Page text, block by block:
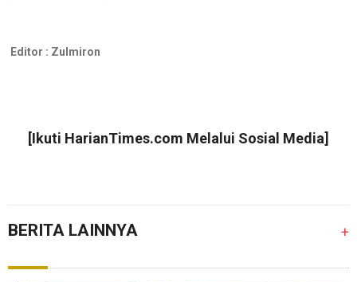
Editor : Zulmiron
[Ikuti HarianTimes.com Melalui Sosial Media]
BERITA LAINNYA +